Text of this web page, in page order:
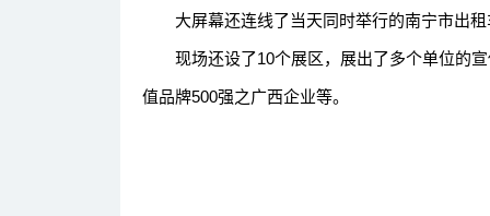
大屏幕还连线了当天同时举行的南宁市出租
现场还设了10个展区，展出了多个单位的宣
值品牌500强之广西企业等。